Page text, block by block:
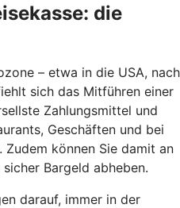
die
– etwa in die USA, nach
sich das Mitführen einer
Zahlungsmittel und
Geschäften und bei
können Sie damit an
Bargeld abheben.
darauf, immer in der